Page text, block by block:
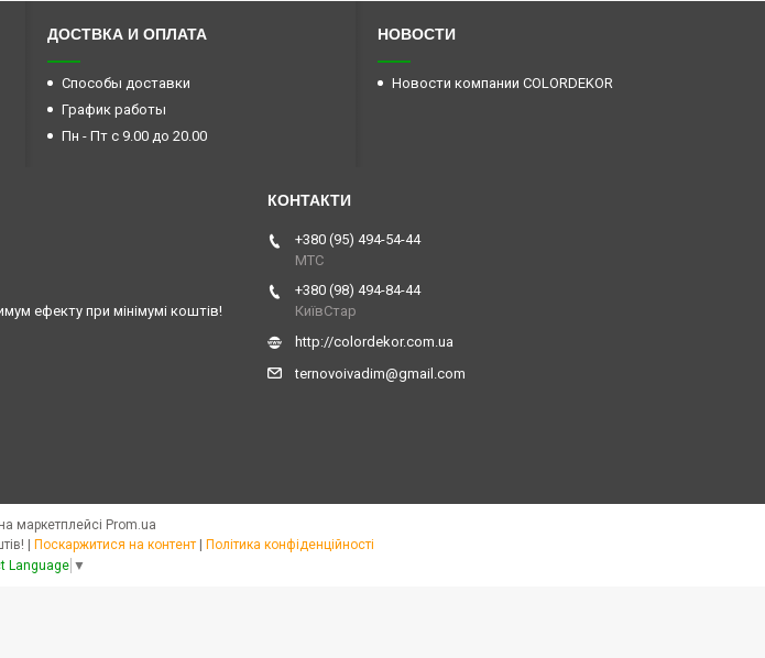
ДОСТВКА И ОПЛАТА
Способы доставки
График работы
Пн - Пт с 9.00 до 20.00
НОВОСТИ
Новости компании COLORDEKOR
ефекту при мінімумі коштів!
+380 (95) 494-54-44
МТС
+380 (98) 494-84-44
КиївСтар
http://colordekor.com.ua
ternovoivadim@gmail.com
маркетплейсі Prom.ua
Поскаржитися на контент
Політика конфіденційності
Language ▼